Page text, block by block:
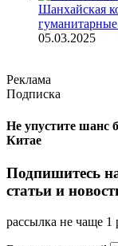
Шанхайская
05.03.2025
Реклама
Подписка
Не упустите шанс
Китае
Подпишитесь
статьи и
рассылка не чаще 1